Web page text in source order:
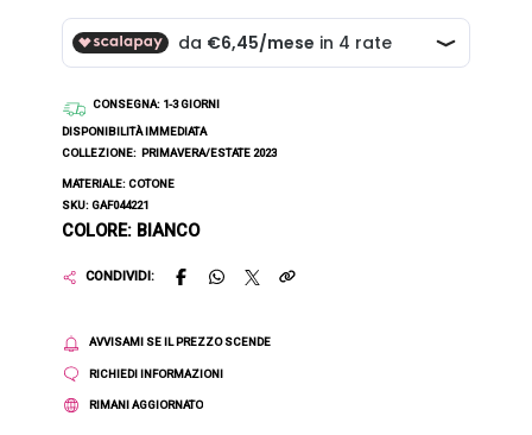
CONSEGNA: 1-3 GIORNI
DISPONIBILITÀ IMMEDIATA
COLLEZIONE: PRIMAVERA/ESTATE 2023
MATERIALE: COTONE
SKU: GAF044221
COLORE: BIANCO
CONDIVIDI:
AVVISAMI SE IL PREZZO SCENDE
RICHIEDI INFORMAZIONI
RIMANI AGGIORNATO